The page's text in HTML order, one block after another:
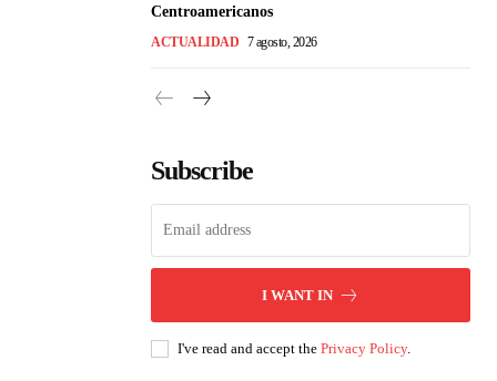
Centroamericanos
ACTUALIDAD 7 agosto, 2026
Subscribe
I WANT IN
I've read and accept the Privacy Policy.